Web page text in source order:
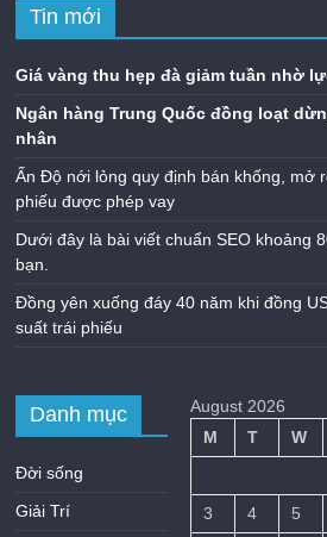
Tin mới
Giá vàng thu hẹp đà giảm tuần nhờ
Ngân hàng Trung Quốc đồng loạt
nhân
Ấn Độ nới lỏng quy định bán khống, mở
phiếu được phép vay
Dưới đây là bài viết chuẩn SEO khoảng
bạn.
Đồng yên xuống đáy 40 năm khi đồng
suất trái phiếu
Danh mục
Đời sống
Giải Trí
August 2026
M
T W
3
4 5